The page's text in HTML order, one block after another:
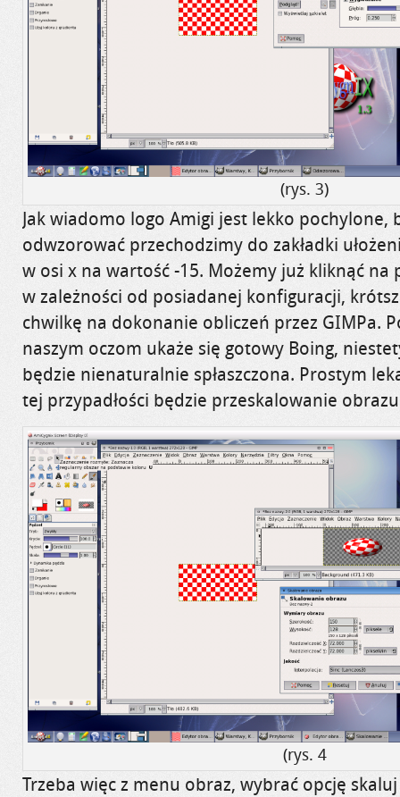
(rys. 3)
Jakwiadomo logo Amigi jest lekko pochylone,
odwzorować przechodzimy do zakładki
w osi x na wartość -15. Możemy już kliknąć na
w zależności od posiadanej konfiguracji,
chwilkę na dokonanie obliczeń przez GIMPa.
naszym oczom ukaże się gotowy Boing,
będzie nienaturalnie spłaszczona. Prostym
tej przypadłości będzie przeskalowanie
(rys. 4
Trzeba więc z menu obraz, wybrać opcję